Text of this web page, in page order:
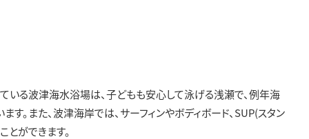
いる波津海水浴場は、子どもも安心して泳げる浅瀬で、例年海
す。また、波津海岸では、サーフィンやボディボード、SUP(スタン
とができます。